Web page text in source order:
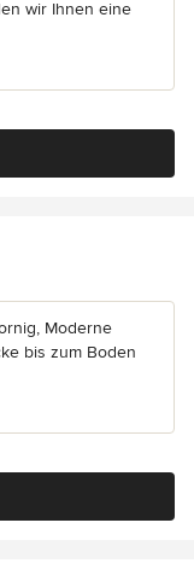
wir Ihnen eine
Moderne
bis zum Boden